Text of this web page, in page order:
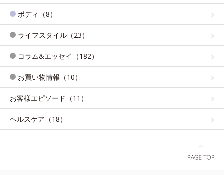
ボディ（8）
ライフスタイル（23）
コラム&エッセイ（182）
お買い物情報（10）
お客様エピソード（11）
ヘルスケア（18）